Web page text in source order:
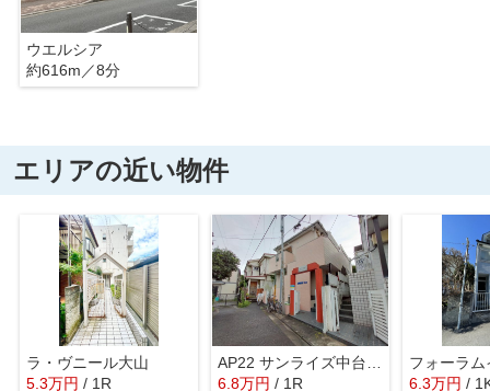
ウエルシア
約616m／8分
エリアの近い物件
ラ・ヴニール大山
5.3万円 / 1R
6.8万円 / 1R
フォーラム
6.3万円 /